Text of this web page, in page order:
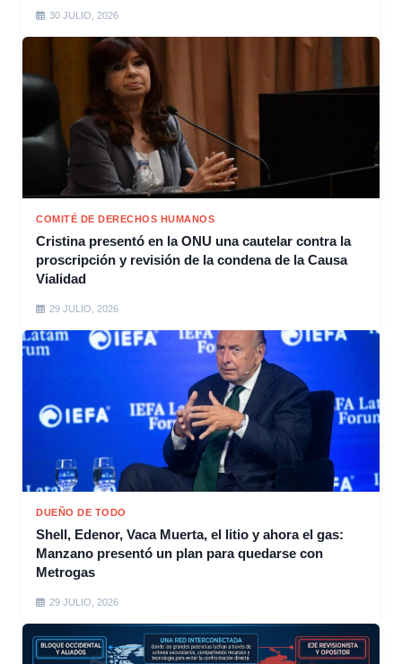
30 JULIO, 2026
COMITÉ DE DERECHOS HUMANOS
Cristina presentó en la ONU una cautelar contra la
proscripción y revisión de la condena de la Causa
Vialidad
29 JULIO, 2026
DUEÑO DE TODO
Shell, Edenor, Vaca Muerta, el litio y ahora el gas:
Manzano presentó un plan para quedarse con
Metrogas
29 JULIO, 2026